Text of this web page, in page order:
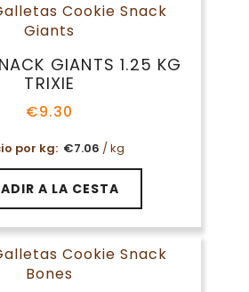
GIANTS 1.25 KG
TRIXIE
€9.30
por kg: €7.06 / kg
A LA CESTA